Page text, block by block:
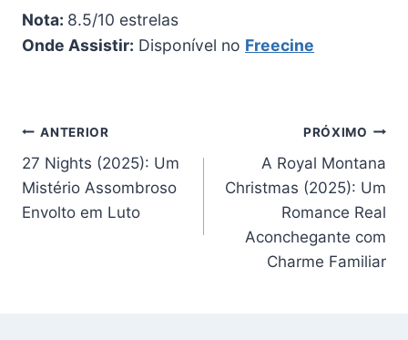
Nota: 8.5/10 estrelas
Onde Assistir: Disponível no Freecine
Navegação
de
Post
ANTERIOR
27 Nights (2025): Um
Mistério Assombroso
Envolto em Luto
PRÓXIMO
A Royal Montana
Christmas (2025): Um
Romance Real
Aconchegante com
Charme Familiar